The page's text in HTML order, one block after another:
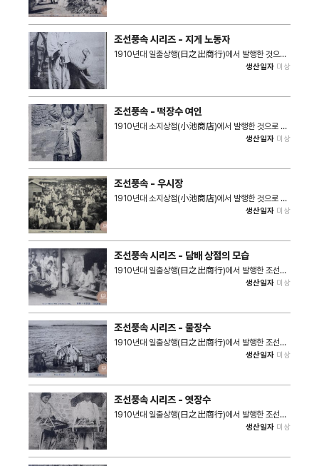
다. 나아가 판매하던 장소의 배경이 커다란 돌기둥과 높
은 대문이 위치한 곳으로 보아 관청 앞 벼룩시장 같은 형
태의 판매처인 것을 유추할 수 있다.
조선풍속 시리즈 - 지게 노동자
1910년대 일출상행(日之出商行)에서 발행한 것으로
추정되는 조선풍속 시리즈 사진그림엽서 중 지게 노동자
지게 노동자 모습과 달리 늙고 허름한 모습을 일부러 촬
영한 후 사진그림엽서로 발행한 것을 추정할 수 있다.
생산일자 미상
조선풍속 - 떡장수 여인
1910년대 소지상점(小池商店)에서 발행한 것으로 추
정되는 조선풍속 사진그림엽서 중 떡장수 여인 모습이
생산일자 미상
조선풍속 - 우시장
1910년대 소지상점(小池商店)에서 발행한 것으로 추
정되는 조선풍속 우시장 사진그림엽서이다. 수많은 인파
생산일자 미상
조선풍속 시리즈 - 담배 상점의 모습
1910년대 일출상행(日之出商行)에서 발행한 조선풍
속 시리즈 사진그림엽서 중 담배 상점의 모습이 담긴 자
아이가 신기한 표정으로 촬영자를 바라보는 구도가 인상
적이다.
생산일자 미상
조선풍속 시리즈 - 물장수
1910년대 일출상행(日之出商行)에서 발행한 조선풍
속 시리즈 사진그림엽서 중 강에서 물을 긷는 사람 모습
생산일자 미상
조선풍속 시리즈 - 엿장수
1910년대 일출상행(日之出商行)에서 발행한 조선풍
속 시리즈 사진그림엽서 중 엿장수 모습이 담긴 자료이
생산일자 미상